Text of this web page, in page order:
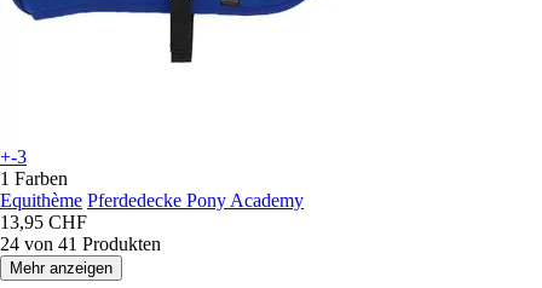
+-3
1 Farben
Equithème Pferdedecke Pony Academy
13,95 CHF
24 von 41 Produkten
Mehr anzeigen